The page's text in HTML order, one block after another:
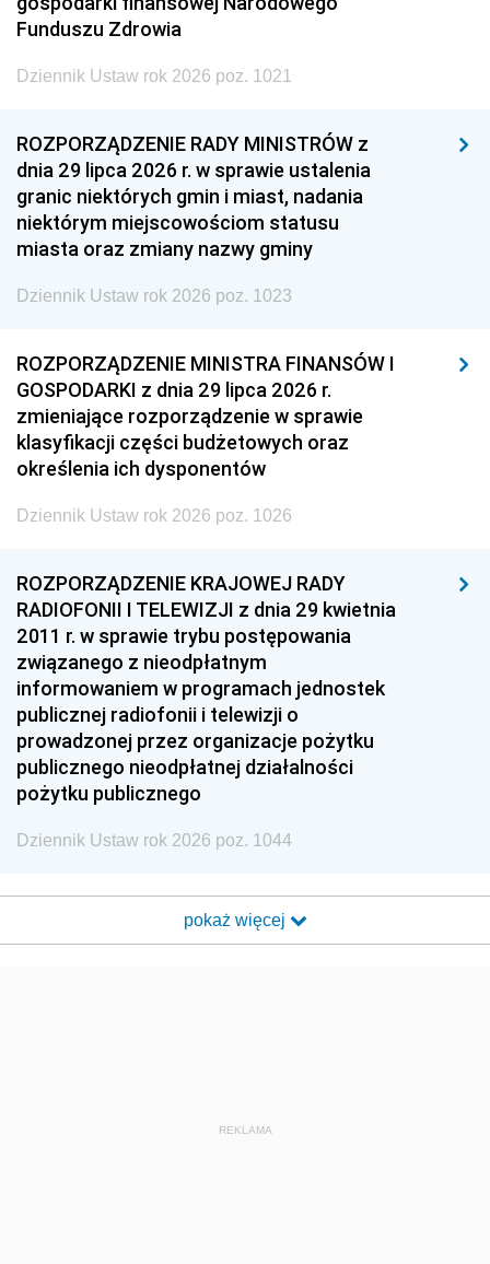
Funduszu Zdrowia
Dziennik Ustaw rok 2026 poz. 1021
ROZPORZĄDZENIE RADY MINISTRÓW z
dnia 29 lipca 2026 r. w sprawie ustalenia
granic niektórych gmin i miast, nadania
niektórym miejscowościom statusu
miasta oraz zmiany nazwy gminy
Dziennik Ustaw rok 2026 poz. 1023
ROZPORZĄDZENIE MINISTRA FINANSÓW I
GOSPODARKI z dnia 29 lipca 2026 r.
zmieniające rozporządzenie w sprawie
klasyfikacji części budżetowych oraz
określenia ich dysponentów
Dziennik Ustaw rok 2026 poz. 1026
ROZPORZĄDZENIE KRAJOWEJ RADY
RADIOFONII I TELEWIZJI z dnia 29 kwietnia
2011 r. w sprawie trybu postępowania
związanego z nieodpłatnym
informowaniem w programach jednostek
publicznej radiofonii i telewizji o
prowadzonej przez organizacje pożytku
publicznego nieodpłatnej działalności
pożytku publicznego
Dziennik Ustaw rok 2026 poz. 1044
pokaż więcej
REKLAMA